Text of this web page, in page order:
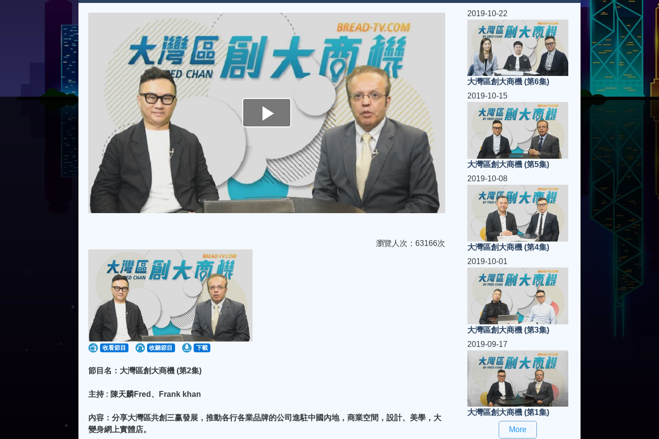
瀏覽人次：63166次
收看節目 收聽節目 下載
節目名：大灣區創大商機 (第2集)
主持 : 陳天麟Fred、Frank khan
內容：分享大灣區共創三赢發展，推動各行各業品牌的公司進駐中國內地，商業空間，設計、美學，大
變身網上實體店。
2019-10-22
大灣區創大商機 (第6集)
2019-10-15
大灣區創大商機 (第5集)
2019-10-08
大灣區創大商機 (第4集)
2019-10-01
大灣區創大商機 (第3集)
2019-09-17
大灣區創大商機 (第1集)
More